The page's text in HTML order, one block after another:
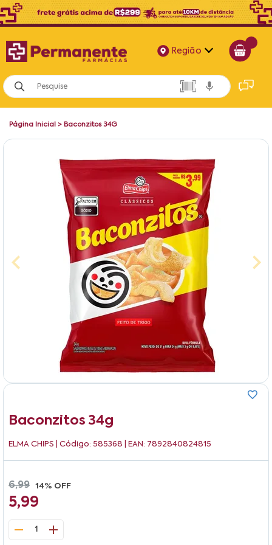
Região
Alagoas
Bahia
Página Inicial > Baconzitos 34G
Baconzitos 34g
ELMA CHIPS | Código: 585368 | EAN: 7892840824815
6,99 14% OFF
5,99
1